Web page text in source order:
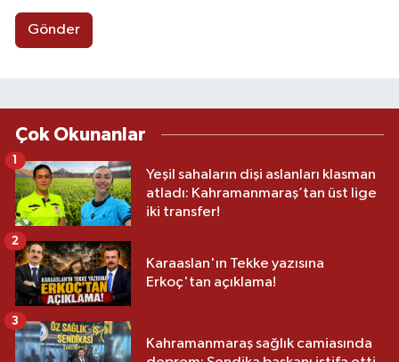
Gönder
Çok Okunanlar
Yeşil sahaların dişi aslanları klasman
atladı: Kahramanmaraş’tan üst lige
iki transfer!
1
Karaaslan'ın Tekke yazısına
Erkoç'tan açıklama!
2
Kahramanmaraş sağlık camiasında
3